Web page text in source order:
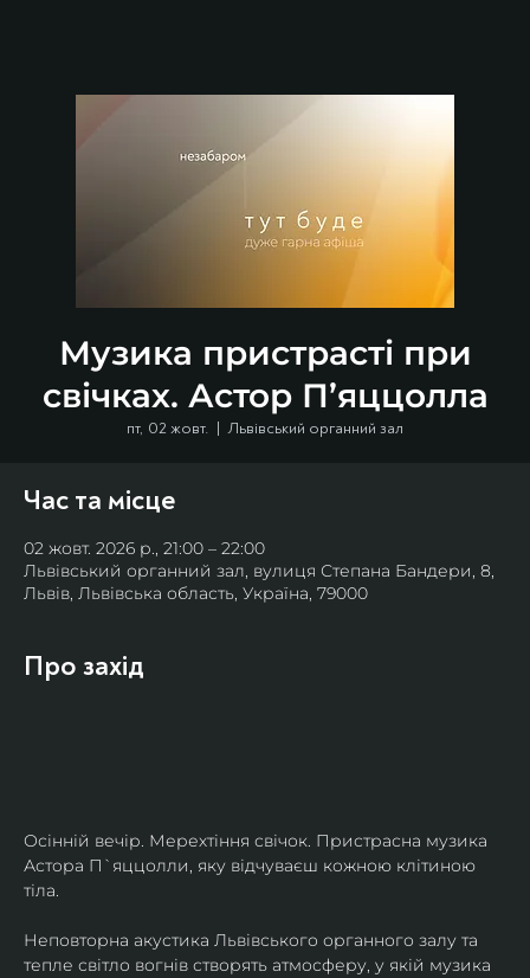
Музика пристрасті при
свічках. Астор П’яццолла
пт, 02 жовт.
  |
Львівський органний зал
Час та місце
02 жовт. 2026 р., 21:00 – 22:00
Львівський органний зал, вулиця Степана Бандери, 8,
Львів, Львівська область, Україна, 79000
Про захід
Осінній вечір. Мерехтіння свічок. Пристрасна музика
Астора П`яццолли, яку відчуваєш кожною клітиною
тіла.
Неповторна акустика Львівського органного залу та
тепле світло вогнів створять атмосферу, у якій музика